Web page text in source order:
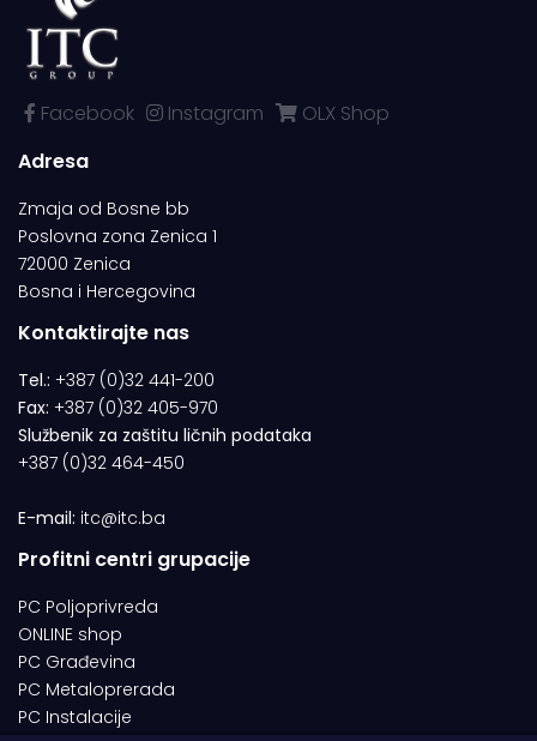
Facebook Instagram
OLX Shop
Adresa
Zmaja od Bosne bb
Poslovna zona Zenica 1
72000 Zenica
Bosna i Hercegovina
Kontaktirajte nas
Tel.: +387 (0)32 441-200
Fax: +387 (0)32 405-970
Službenik za zaštitu ličnih podataka
+387 (0)32 464-450
E-mail: itc@itc.ba
Profitni centri grupacije
PC Poljoprivreda
ONLINE shop
PC Građevina
PC Metaloprerada
PC Instalacije